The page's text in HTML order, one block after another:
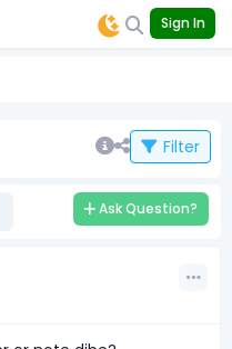
Sign In
Filter
Ask Question?